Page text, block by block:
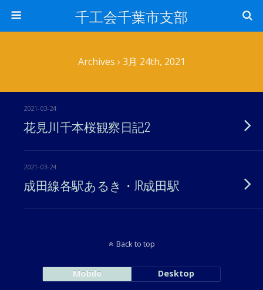
千工会千葉市支部
Archives › 3月 24th, 2021
2021-03-24
花見川千本桜観察日記2
2021-03-24
成田線各駅あるき・JR成田駅
Back to top
Mobile Desktop